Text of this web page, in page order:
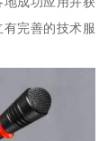
完善的技术服